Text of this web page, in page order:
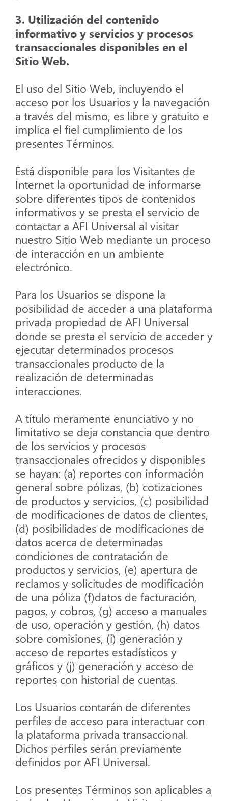
3. Utilización del contenido
informativo y servicios y procesos
transaccionales disponibles en el
Sitio Web.
El uso del Sitio Web, incluyendo el
acceso por los Usuarios y la navegación
a través del mismo, es libre y gratuito e
implica el fiel cumplimiento de los
presentes Términos.
Está disponible para los Visitantes de
Internet la oportunidad de informarse
sobre diferentes tipos de contenidos
informativos y se presta el servicio de
contactar a AFI Universal al visitar
nuestro Sitio Web mediante un proceso
de interacción en un ambiente
electrónico.
Para los Usuarios se dispone la
posibilidad de acceder a una plataforma
privada propiedad de AFI Universal
donde se presta el servicio de acceder y
ejecutar determinados procesos
transaccionales producto de la
realización de determinadas
interacciones.
A título meramente enunciativo y no
limitativo se deja constancia que dentro
de los servicios y procesos
transaccionales ofrecidos y disponibles
se hayan: (a) reportes con información
general sobre pólizas, (b) cotizaciones
de productos y servicios, (c) posibilidad
de modificaciones de datos de clientes,
(d) posibilidades de modificaciones de
datos acerca de determinadas
condiciones de contratación de
productos y servicios, (e) apertura de
reclamos y solicitudes de modificación
de una póliza (f)datos de facturación,
pagos, y cobros, (g) acceso a manuales
de uso, operación y gestión, (h) datos
sobre comisiones, (i) generación y
acceso de reportes estadísticos y
gráficos y (j) generación y acceso de
reportes con historial de cuentas.
Los Usuarios contarán de diferentes
perfiles de acceso para interactuar con
la plataforma privada transaccional.
Dichos perfiles serán previamente
definidos por AFI Universal.
Los presentes Términos son aplicables a